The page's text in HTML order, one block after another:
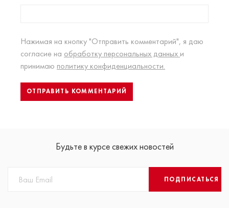
Нажимая на кнопку "Отправить комментарий", я даю
согласие на обработку персональных данных и
принимаю политику конфиденциальности.
Будьте в курсе свежих новостей
ПОДПИСАТЬСЯ